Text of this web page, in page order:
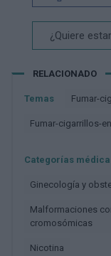
¿Quiere
RELACIONADO
Temas Fumar-
Fumar-cigarrillos-
Categorías
Ginecología y
Malformaciones congénitas, deformidades y aberraciones
cromosómicas
Nicotina